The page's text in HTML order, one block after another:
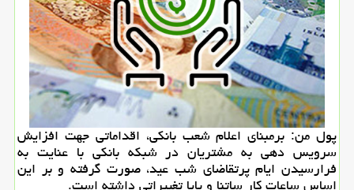
پول من: برمبنای اعلام شعب بانكی، اقداماتی جهت افزایش
سرویس دهی به مشتریان در شبكه بانكی با عنایت به
فرارسیدن ایام پرتقاضای شب عید، صورت گرفته و بر این
اساس ساعات كار ساتنا و پایا تغییراتی داشته است.